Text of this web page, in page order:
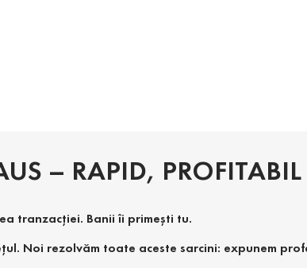
– RAPID, PROFITABIL
tranzacției. Banii îi primești tu.
Noi rezolvăm toate aceste sarcini: expunem